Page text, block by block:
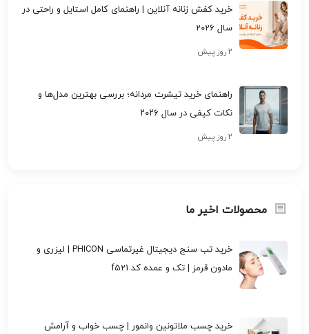
خرید کفش زنانه آنلاین | راهنمای کامل استایل و راحتی در
سال 2026
۲ روز پیش
راهنمای خرید تیشرت مردانه؛ بررسی بهترین مدل‌ها و
نکات کیفی در سال ۲۰۲۶
۲ روز پیش
محصولات اخیر ما
خرید تب سنج دیجیتال غیرتماسی PHICON | لیزری و
مادون قرمز | تک و عمده کد f521
خرید چسب ملاتونین وانمور | چسب خواب و آرامش